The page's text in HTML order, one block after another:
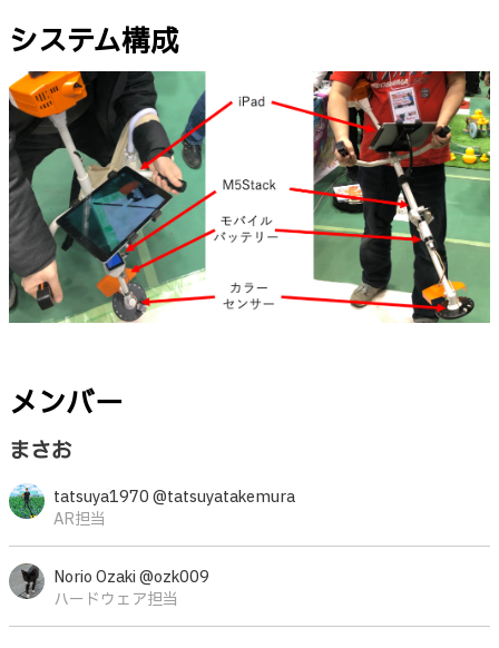
システム構成
メンバー
まさお
tatsuya1970 @tatsuyatakemura
AR担当
Norio Ozaki @ozk009
ハードウェア担当